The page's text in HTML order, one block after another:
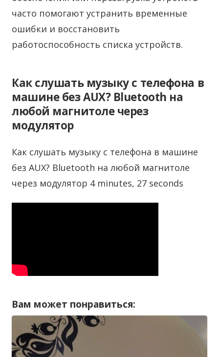
часто помогают устранить временные
ошибки и восстановить
работоспособность списка устройств.
Как слушать музыку с телефона в
машине без AUX? Bluetooth на
любой магнитоле через
модулятор
Как слушать музыку с телефона в машине
без AUX? Bluetooth на любой магнитоле
через модулятор 4 minutes, 27 seconds
Вам может понравиться: